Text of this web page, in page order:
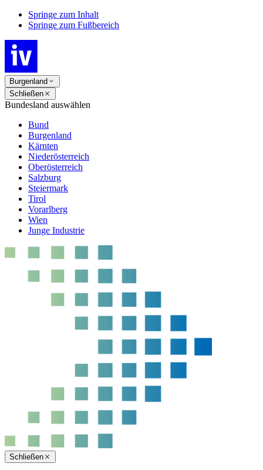
Springe zum Inhalt
Springe zum Fußbereich
Burgenland
Schließen
Bundesland auswählen
Bund
Burgenland
Kärnten
Niederösterreich
Oberösterreich
Salzburg
Steiermark
Tirol
Vorarlberg
Wien
Junge Industrie
Schließen